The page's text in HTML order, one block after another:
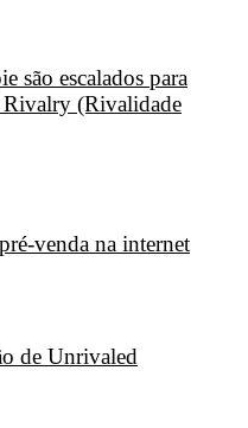
são escalados para
Rivalry (Rivalidade
venda na internet
de Unrivaled